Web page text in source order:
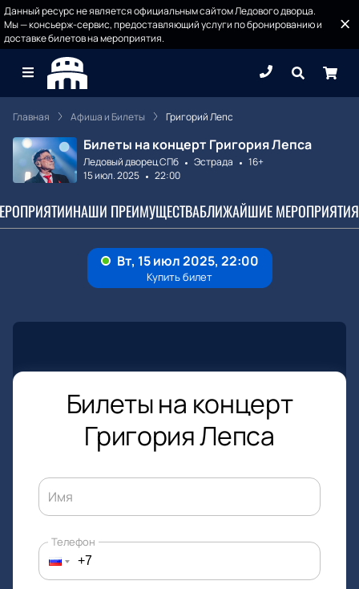
Данный ресурс не является официальным сайтом Ледового дворца.
Мы — консьерж-сервис, предоставляющий услуги по бронированию и
доставке билетов на мероприятия.
Главная Афиша и Билеты Григорий Лепс
Билеты на концерт Григория Лепса
Ледовый дворец СПб Эстрада
16+
15 июл. 2025
22:00
НАШИ ПРЕИМУЩЕСТВАБЛИЖАЙШИЕ МЕРОПРИЯТИЯ
Билеты на концерт
Григория Лепса
Имя
Телефон